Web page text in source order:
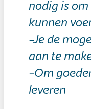
nodig is
kunnen
–Je de
aan te
–Om
leveren